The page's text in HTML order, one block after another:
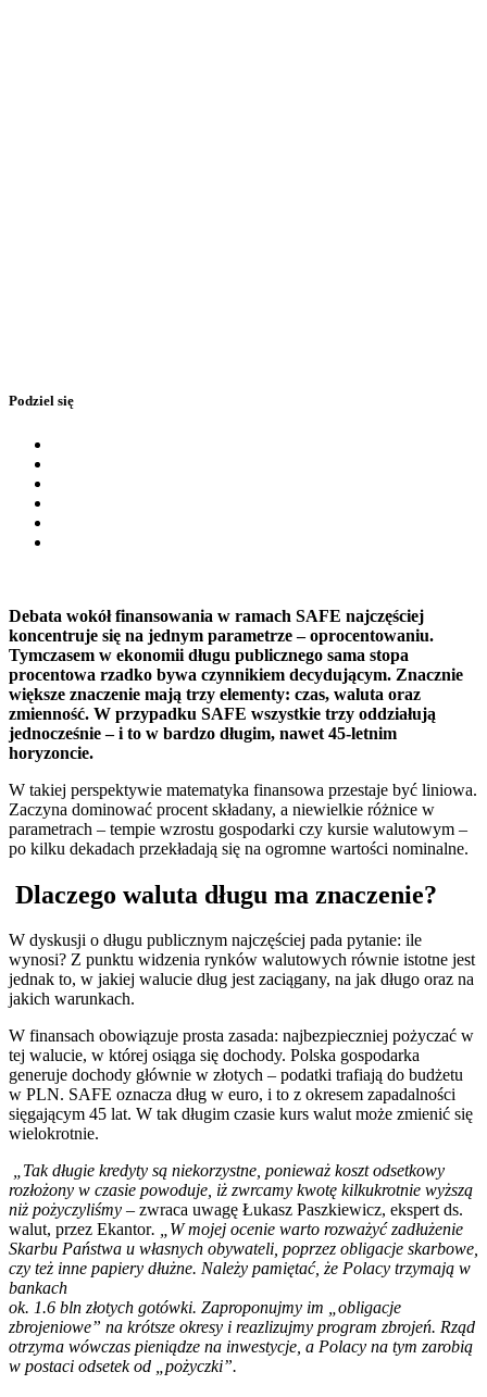
Podziel się
Debata wokół finansowania w ramach SAFE najczęściej
koncentruje się na jednym parametrze – oprocentowaniu.
Tymczasem w ekonomii długu publicznego sama stopa
procentowa rzadko bywa czynnikiem decydującym. Znacznie
większe znaczenie mają trzy elementy: czas, waluta oraz
zmienność. W przypadku SAFE wszystkie trzy oddziałują
jednocześnie – i to w bardzo długim, nawet 45-letnim
horyzoncie.
W takiej perspektywie matematyka finansowa przestaje być liniowa.
Zaczyna dominować procent składany, a niewielkie różnice w
parametrach – tempie wzrostu gospodarki czy kursie walutowym –
po kilku dekadach przekładają się na ogromne wartości nominalne.
Dlaczego waluta długu ma znaczenie?
W dyskusji o długu publicznym najczęściej pada pytanie: ile
wynosi? Z punktu widzenia rynków walutowych równie istotne jest
jednak to, w jakiej walucie dług jest zaciągany, na jak długo oraz na
jakich warunkach.
W finansach obowiązuje prosta zasada: najbezpieczniej pożyczać w
tej walucie, w której osiąga się dochody. Polska gospodarka
generuje dochody głównie w złotych – podatki trafiają do budżetu
w PLN. SAFE oznacza dług w euro, i to z okresem zapadalności
sięgającym 45 lat. W tak długim czasie kurs walut może zmienić się
wielokrotnie.
„Tak długie kredyty są niekorzystne, ponieważ koszt odsetkowy
rozłożony w czasie powoduje, iż zwrcamy kwotę kilkukrotnie wyższą
niż pożyczyliśmy – zwraca uwagę Łukasz Paszkiewicz, ekspert ds.
walut, przez Ekantor. „W mojej ocenie warto rozważyć zadłużenie
Skarbu Państwa u własnych obywateli, poprzez obligacje skarbowe,
czy też inne papiery dłużne. Należy pamiętać, że Polacy trzymają w
bankach
ok. 1.6 bln złotych gotówki. Zaproponujmy im „obligacje
zbrojeniowe” na krótsze okresy i reazlizujmy program zbrojeń. Rząd
otrzyma wówczas pieniądze na inwestycje, a Polacy na tym zarobią
w postaci odsetek od „pożyczki”.